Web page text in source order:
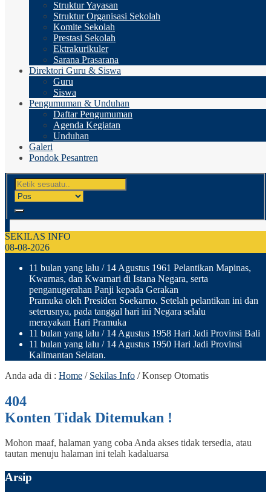
Struktur Yayasan
Struktur Organisasi Sekolah
Komite Sekolah
Prestasi Sekolah
Ektrakurikuler
Sarana Prasarana
Direktori Guru & Siswa
Guru
Siswa
Pengumuman & Unduhan
Daftar Pengumuman
Agenda Kegiatan
Unduhan
Galeri
Pondok Pesantren
SEKILAS INFO
08-08-2026
11 bulan yang lalu / 14 Agustus 1961 Pelantikan Mapinas,
Kwarnas, dan Kwarnari di Istana Negara, serta
penganugerahan Panji kepada Gerakan
Pramuka oleh Presiden Soekarno. Setelah pelantikan ini dan
seterusnya, pada tanggal hari ini Negara selalu
merayakan Hari Pramuka
11 bulan yang lalu / 14 Agustus 1958 Hari Jadi Provinsi Bali
11 bulan yang lalu / 14 Agustus 1950 Hari Jadi Provinsi
Kalimantan Selatan.
Anda ada di : Home / Sekilas Info /Konsep Otomatis
404
Konten Tidak Ditemukan !
Mohon maaf, halaman yang coba Anda akses tidak tersedia, atau
tautan menuju halaman ini telah kadaluarsa
Arsip